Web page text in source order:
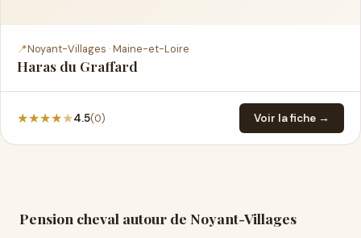
📍Noyant-Villages · Maine-et-Loire
Haras du Graffard
★★★★★4.5(0) Voir la fiche →
Pension cheval autour de Noyant-Villages